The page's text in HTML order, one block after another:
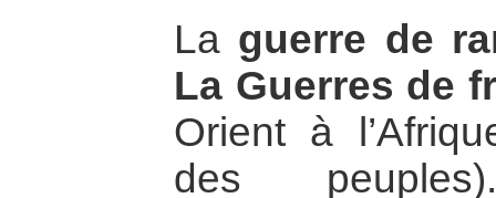
La guerre de
La Guerres de
Orient à
des